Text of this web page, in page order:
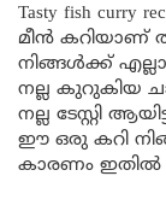
Tasty fish
മീൻ കറിയാണ്
നിങ്ങൾക്ക്
നല്ല കുറുകിയ
നല്ല ടേസ്റ്റി
ഈ ഒരു കറി
കാരണം ഇതിൽ